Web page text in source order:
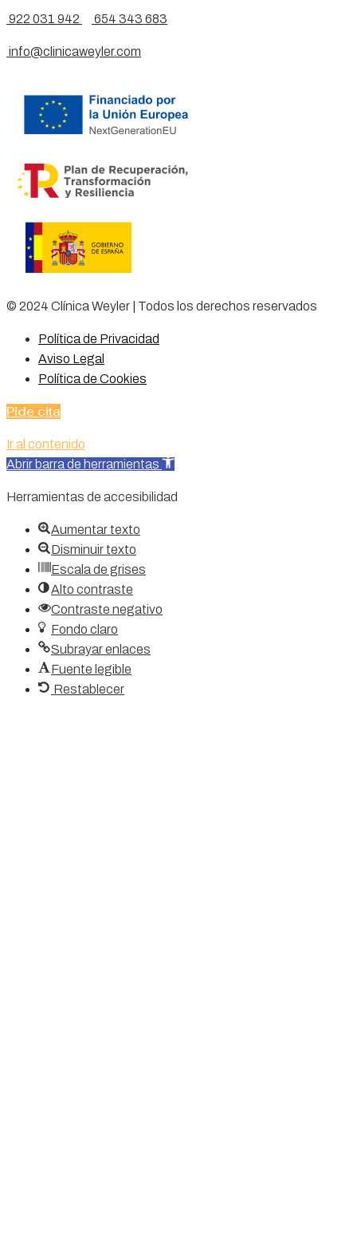
922 031 942 654 343 683
info@clinicaweyler.com
© 2024 Clínica Weyler | Todos los derechos reservados
Política de Privacidad
Aviso Legal
Política de Cookies
Pide cita
Ir al contenido
Abrir barra de herramientas
Herramientas de accesibilidad
Aumentar texto
Disminuir texto
Escala de grises
Alto contraste
Contraste negativo
Fondo claro
Subrayar enlaces
Fuente legible
Restablecer